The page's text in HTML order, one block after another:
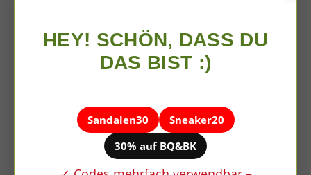
HEY! SCHÖN, DASS DU
DAS BIST :)
Sandalen30
Sneaker20
30% auf BQ&BK